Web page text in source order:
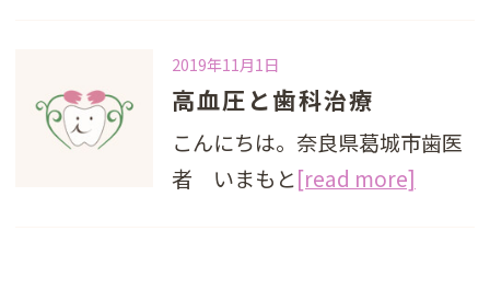
2019年11月1日
高血圧と歯科治療
こんにちは。奈良県葛城市歯医
者 いまもと[read more]